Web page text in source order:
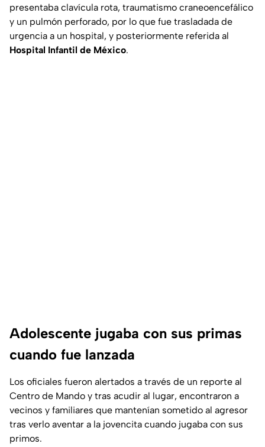
presentaba clavícula rota, traumatismo craneoencefálico
y un pulmón perforado, por lo que fue trasladada de
urgencia a un hospital, y posteriormente referida al
Hospital Infantil de México.
Adolescente jugaba con sus primas
cuando fue lanzada
Los oficiales fueron alertados a través de un reporte al
Centro de Mando y tras acudir al lugar, encontraron a
vecinos y familiares que mantenían sometido al agresor
tras verlo aventar a la jovencita cuando jugaba con sus
primos.